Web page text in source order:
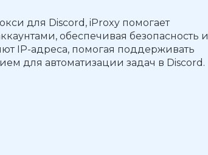
для Discord, iProxy помогает
обеспечивая безопасность и
IP-адреса, помогая поддерживать
для автоматизации задач в Discord.